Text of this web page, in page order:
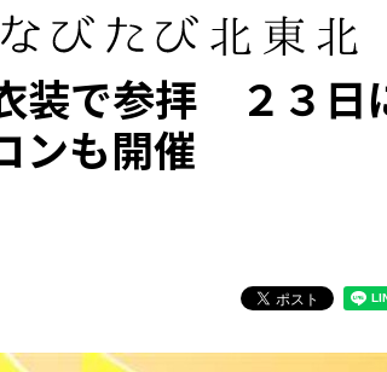
装で参拝 ２３日
ンも開催